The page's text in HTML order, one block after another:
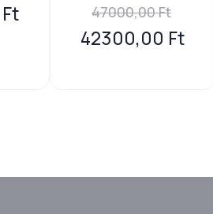
Ft 47000,00Ft
42300,00 Ft